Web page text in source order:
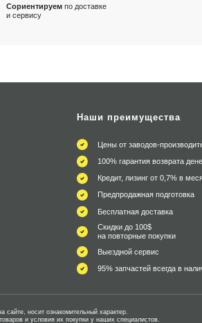
Сориентируем по доставке
и сервису
Наши преимущества
Цены от заводов-
100% гарантия возврата
Кредит, лизинг от 0,7% в
Предпродажная подготовка
Бесплатная доставка
Скидки до 100$
на повторные покупки
Выездной сервис
95% запчастей всегда в
носит ознакомительный характер.
и условия их покупки у наших специалистов.